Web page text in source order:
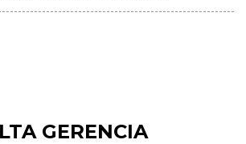
GERENCIA